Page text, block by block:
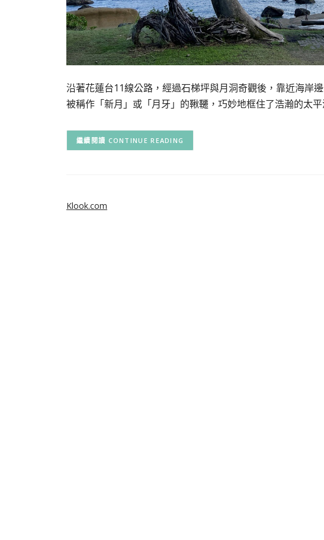
沿著花蓮台11線公路，經過石梯坪與月洞奇觀後，靠近海岸
被稱作「新月」或「月牙」的鞦韆，巧妙地框住了浩瀚的太
CONTINUE READING
Klook.com